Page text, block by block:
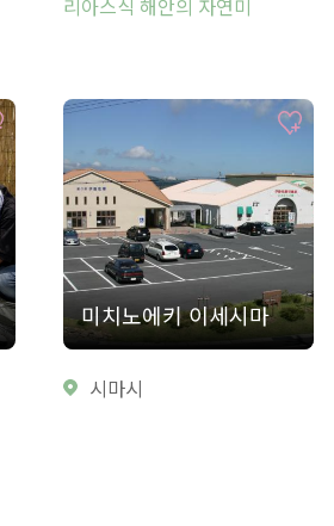
미치노에키 이세시마
시마시